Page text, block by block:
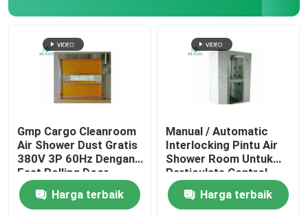
Gmp Cargo Cleanroom
Air Shower Dust Gratis
380V 3P 60Hz Dengan
Fast Rolling Door
Harga terbaik
Manual / Automatic
Interlocking Pintu Air
Shower Room Untuk
Particulate Control
Room
Harga terbaik